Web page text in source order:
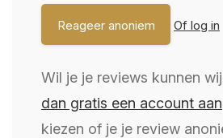
Of log in
Wil je je reviews kunnen
dan gratis een account aan
kiezen of je je review